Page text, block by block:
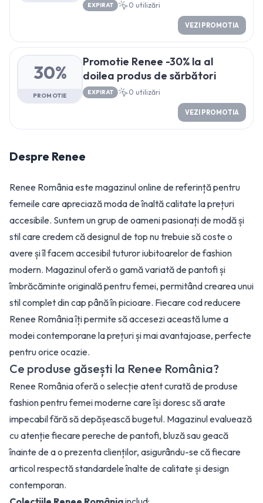
EXPIRAT 0 utilizări
VEZI PROMOTIA
30%
PROMOTIE
Promotie Renee -30% la al
doilea produs de sărbători
EXPIRAT 0 utilizări
VEZI PROMOTIA
Despre Renee
Renee România este magazinul online de referință pentru
femeile care apreciază moda de înaltă calitate la prețuri
accesibile. Suntem un grup de oameni pasionați de modă și
stil care credem că designul de top nu trebuie să coste o
avere și îl facem accesibil tuturor iubitoarelor de fashion
modern. Magazinul oferă o gamă variată de pantofi și
îmbrăcăminte originală pentru femei, permitând crearea unui
stil complet din cap până în picioare. Fiecare cod reducere
Renee România îți permite să accesezi această lume a
modei contemporane la prețuri și mai avantajoase, perfecte
pentru orice ocazie.
Ce produse găsești la Renee România?
Renee România oferă o selecție atent curată de produse
fashion pentru femei moderne care își doresc să arate
impecabil fără să depășească bugetul. Magazinul evaluează
cu atenție fiecare pereche de pantofi, bluză sau geacă
înainte de a o prezenta clienților, asigurându-se că fiecare
articol respectă standardele înalte de calitate și design
contemporan.